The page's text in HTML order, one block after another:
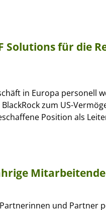
Solutions für die
in Europa personell
zum US-
Position als
Mitarbeitende
und Partner